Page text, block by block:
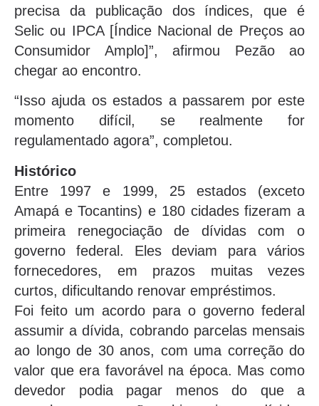
precisa da publicação dos índices, que é
Selic ou IPCA [Índice Nacional de Preços ao
Consumidor Amplo]”, afirmou Pezão ao
chegar ao encontro.
“Isso ajuda os estados a passarem por este
momento difícil, se realmente for
regulamentado agora”, completou.
Histórico
Entre 1997 e 1999, 25 estados (exceto
Amapá e Tocantins) e 180 cidades fizeram a
primeira renegociação de dívidas com o
governo federal. Eles deviam para vários
fornecedores, em prazos muitas vezes
curtos, dificultando renovar empréstimos.
Foi feito um acordo para o governo federal
assumir a dívida, cobrando parcelas mensais
ao longo de 30 anos, com uma correção do
valor que era favorável na época. Mas como
devedor podia pagar menos do que a